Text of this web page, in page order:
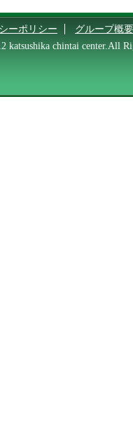
ーポリシー
グループ概要
chintai center.All